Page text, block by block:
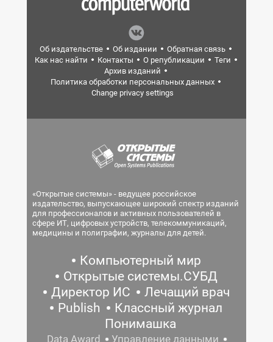
Об издательстве Об издании
Обратная связь
Как нас найти
Контакты О републикации
Теги
Архив изданий
Политика обработки персональных данных
Change privacy settings
«Открытые системы» - ведущее российское
издательство, выпускающее широкий спектр изданий
для профессионалов и активных пользователей в
сфере ИТ, цифровых устройств, телекоммуникаций,
медицины и полиграфии, журналы для детей.
Компьютерный мир
Открытые системы.СУБД
Директор ИС
Лечащий врач
Publish
Классный журнал
Понимашка
Data Award Управление данными